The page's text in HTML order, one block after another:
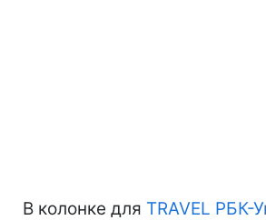
В колонке для TRAVEL РБК-